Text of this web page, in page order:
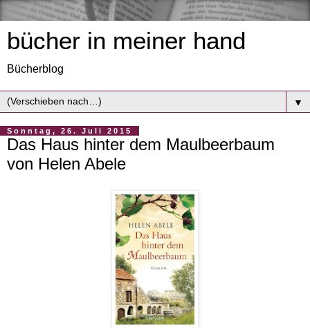
bücher in meiner hand
Bücherblog
▼
Sonntag, 26. Juli 2015
Das Haus hinter dem Maulbeerbaum
von Helen Abele